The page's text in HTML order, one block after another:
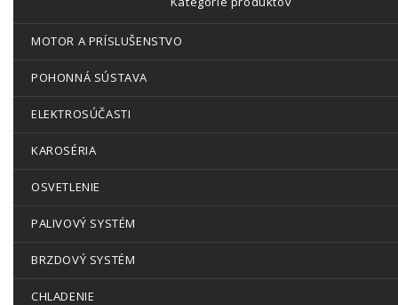
MOTOR A PRÍSLUŠENSTVO
POHONNÁ SÚSTAVA
ELEKTROSÚČASTI
KAROSÉRIA
OSVETLENIE
PALIVOVÝ SYSTÉM
BRZDOVÝ SYSTÉM
CHLADENIE